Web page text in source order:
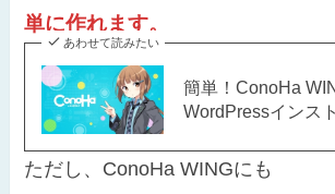
単に作れます。
あわせて読みたい
簡単！ConoHa
WordPressインス
ただし、ConoHa WINGにも